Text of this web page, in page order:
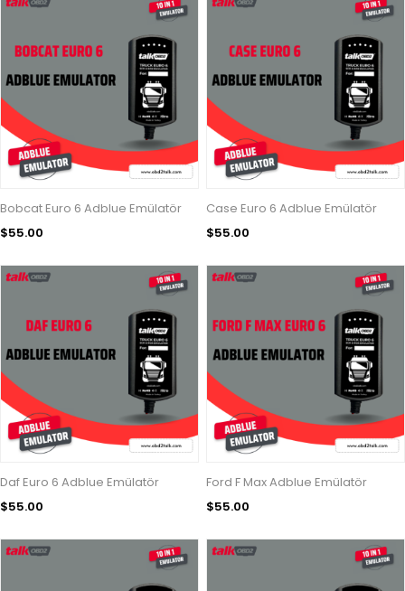
Bobcat Euro 6 Adblue Emülatör
$55.00
Case Euro 6 Adblue Emülatör
$55.00
Daf Euro 6 Adblue Emülatör
$55.00
Ford F Max Adblue Emülatör
$55.00